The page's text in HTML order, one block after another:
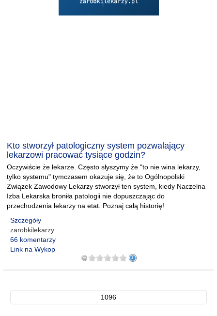
Kto stworzył patologiczny system pozwalający
lekarzowi pracować tysiące godzin?
Oczywiście że lekarze. Często słyszymy że "to nie wina lekarzy,
tylko systemu" tymczasem okazuje się, że to Ogólnopolski
Związek Zawodowy Lekarzy stworzył ten system, kiedy Naczelna
Izba Lekarska broniła patologii nie dopuszczając do
przechodzenia lekarzy na etat. Poznaj całą historię!
Szczegóły
zarobkilekarzy
66 komentarzy
Link na Wykop
1096